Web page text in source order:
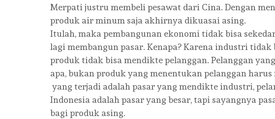
Merpati justru membeli pesawat dari Cina. Dengan
produk air minum saja akhirnya dikuasai asing.
Itulah, maka pembangunan ekonomi tidak bisa
lagi membangun pasar. Kenapa? Karena industri tidak
produk tidak bisa mendikte pelanggan. Pelanggan
apa, bukan produk yang menentukan pelanggan
yang terjadi adalah pasar yang mendikte industri,
Indonesia adalah pasar yang besar, tapi sayangnya
bagi produk asing.